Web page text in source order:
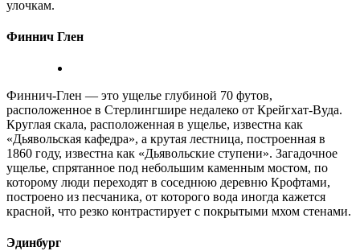
улочкам.
Финнич Глен
Финнич-Глен — это ущелье глубиной 70 футов,
расположенное в Стерлингшире недалеко от Крейгхат-Вуда.
Круглая скала, расположенная в ущелье, известна как
«Дьявольская кафедра», а крутая лестница, построенная в
1860 году, известна как «Дьявольские ступени». Загадочное
ущелье, спрятанное под небольшим каменным мостом, по
которому люди переходят в соседнюю деревню Крофтами,
построено из песчаника, от которого вода иногда кажется
красной, что резко контрастирует с покрытыми мхом стенами.
Эдинбург